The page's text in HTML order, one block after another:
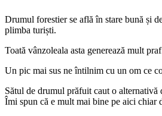
Drumul forestier se află în stare bună și
plimba turiști.
Toată vânzoleala asta generează mult
Un pic mai sus ne întilnim cu un om ce
Sătul de drumul prăfuit caut o
Îmi spun că e mult mai bine pe aici